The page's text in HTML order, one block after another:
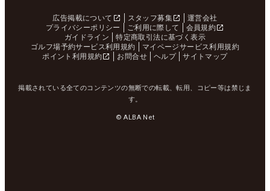
広告掲載について スタッフ募集
運営会社
プライバシーポリシー
ご利用に際して
会員規約
ガイドライン
特定商取引法に基づく表示
ゴルフ場予約サービス利用規約
マイページサービス利用規約
ポイント利用規約
お問合せ ヘルプ サイトマップ
掲載されている全てのコンテンツの無断での転載、転用、コピー等は禁じま
す。
© ALBA Net